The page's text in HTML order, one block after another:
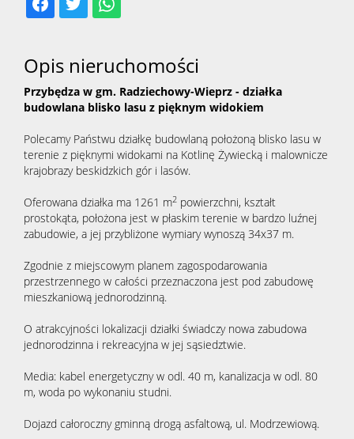
Opis nieruchomości
Przybędza w gm. Radziechowy-Wieprz - działka
budowlana blisko lasu z pięknym widokiem
Polecamy Państwu działkę budowlaną położoną blisko lasu w
terenie z pięknymi widokami na Kotlinę Żywiecką i malownicze
krajobrazy beskidzkich gór i lasów.
Oferowana działka ma 1261 m2 powierzchni, kształt
prostokąta, położona jest w płaskim terenie w bardzo luźnej
zabudowie, a jej przybliżone wymiary wynoszą 34x37 m.
Zgodnie z miejscowym planem zagospodarowania
przestrzennego w całości przeznaczona jest pod zabudowę
mieszkaniową jednorodzinną.
O atrakcyjności lokalizacji działki świadczy nowa zabudowa
jednorodzinna i rekreacyjna w jej sąsiedztwie.
Media: kabel energetyczny w odl. 40 m, kanalizacja w odl. 80
m, woda po wykonaniu studni.
Dojazd całoroczny gminną drogą asfaltową, ul. Modrzewiową.